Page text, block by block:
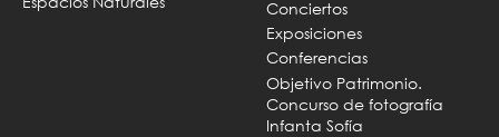
Conciertos
Exposiciones
Conferencias
Objetivo Patrimonio.
Concurso de fotografía
Infanta Sofía